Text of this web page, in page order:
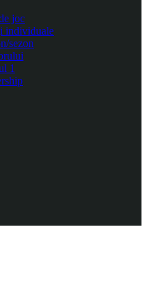
joc
individuale
sezon
1